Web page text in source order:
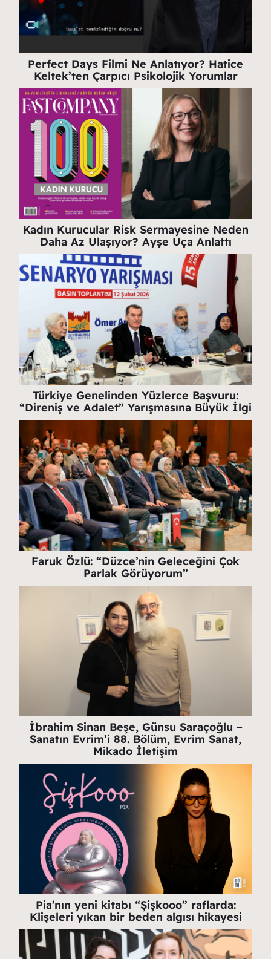
Perfect Days Filmi Ne Anlatıyor? Hatice
Keltek’ten Çarpıcı Psikolojik Yorumlar
Kadın Kurucular Risk Sermayesine Neden
Daha Az Ulaşıyor? Ayşe Uça Anlattı
Türkiye Genelinden Yüzlerce Başvuru:
“Direniş ve Adalet” Yarışmasına Büyük İlgi
Faruk Özlü: “Düzce’nin Geleceğini Çok
Parlak Görüyorum”
İbrahim Sinan Beşe, Günsu Saraçoğlu –
Sanatın Evrim’i 88. Bölüm, Evrim Sanat,
Mikado İletişim
Pia’nın yeni kitabı “Şişkooo” raflarda:
Klişeleri yıkan bir beden algısı hikayesi